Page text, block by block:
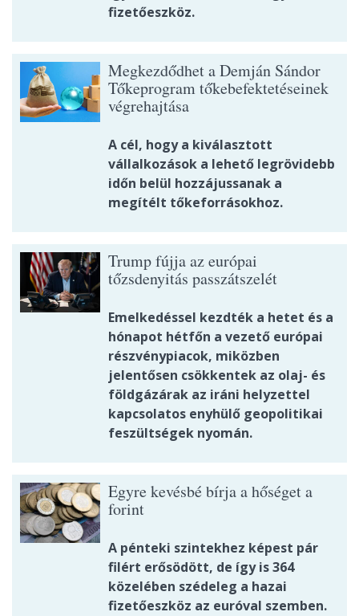
fizetőeszköz.
Megkezdődhet a Demján Sándor
Tőkeprogram tőkebefektetéseinek
végrehajtása
A cél, hogy a kiválasztott
vállalkozások a lehető legrövidebb
időn belül hozzájussanak a
megítélt tőkeforrásokhoz.
Trump fújja az európai
tőzsdenyitás passzátszelét
Emelkedéssel kezdték a hetet és a
hónapot hétfőn a vezető európai
részvénypiacok, miközben
jelentősen csökkentek az olaj- és
földgázárak az iráni helyzettel
kapcsolatos enyhülő geopolitikai
feszültségek nyomán.
Egyre kevésbé bírja a hőséget a
forint
A pénteki szintekhez képest pár
filért erősödött, de így is 364
közelében szédeleg a hazai
fizetőeszköz az euróval szemben.